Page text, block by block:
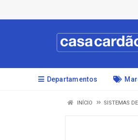
Departamentos
INÍCIO SISTEMAS